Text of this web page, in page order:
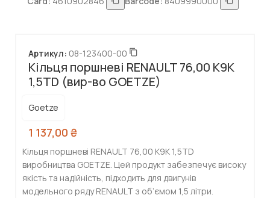
Кільця поршневі RENAULT 76,00 K9K
1,5TD (вир-во GOETZE)
Артикул: 08-123400-00
Goetze
1 137,00 ₴
Кільця поршневі RENAULT 76,00 K9K 1,5TD
виробництва GOETZE. Цей продукт забезпечує високу
якість та надійність, підходить для двигунів
модельного ряду RENAULT з об’ємом 1,5 літри.